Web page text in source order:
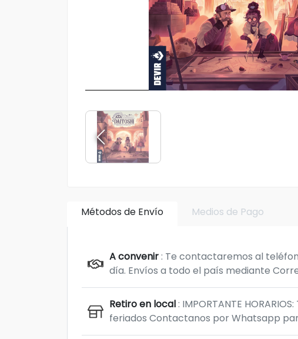
Métodos de Envío Medios de Pago
A convenir: Te contactaremos al
día. Envíos a todo el país mediante
Retiro en local: IMPORTANTE
feriados Contactanos por Whatsapp